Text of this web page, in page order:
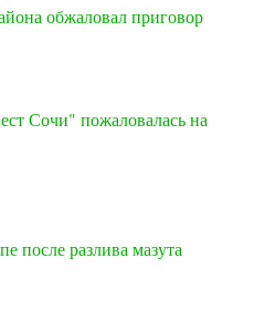
обжаловал приговор
Сочи" пожаловалась на
после разлива мазута